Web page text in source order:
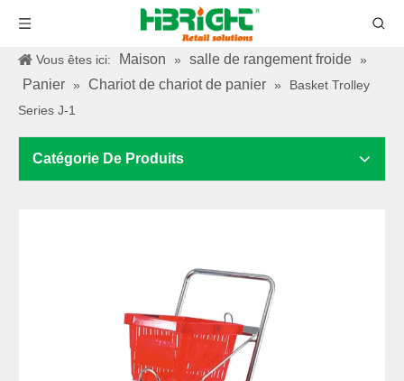
Vous êtes ici: Maison » salle de rangement froide »
Panier » Chariot de chariot de panier »
Basket Trolley
Series J-1
Catégorie De Produits